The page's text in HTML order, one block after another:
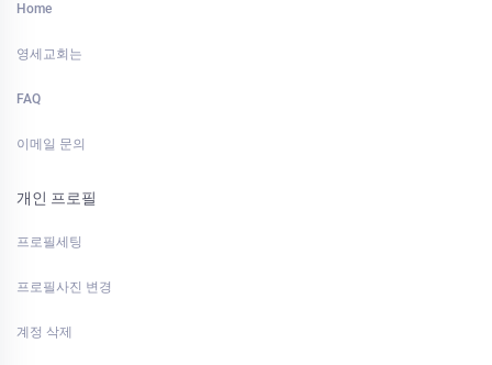
Home
영세교회는
FAQ
이메일 문의
개인 프로필
프로필세팅
프로필사진 변경
계정 삭제